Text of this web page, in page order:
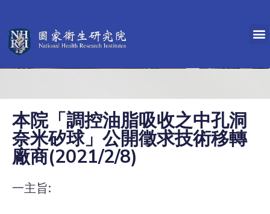
本院「調控油脂吸收之中孔洞
奈米矽球」公開徵求技術移轉
廠商(2021/2/8)
一主旨: